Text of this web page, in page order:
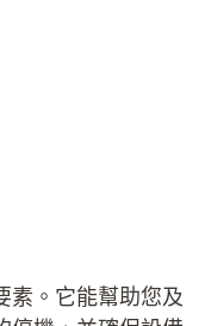
素。它能幫助您及